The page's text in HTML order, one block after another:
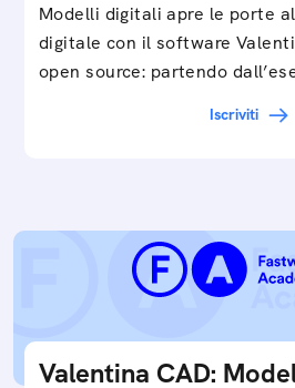
Modelli digitali apre le porte
digitale con il software
open source: partendo
Iscriviti
Valentina CAD: